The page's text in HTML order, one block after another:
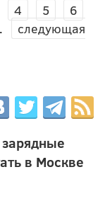
4 5
6
следующая
в Москве